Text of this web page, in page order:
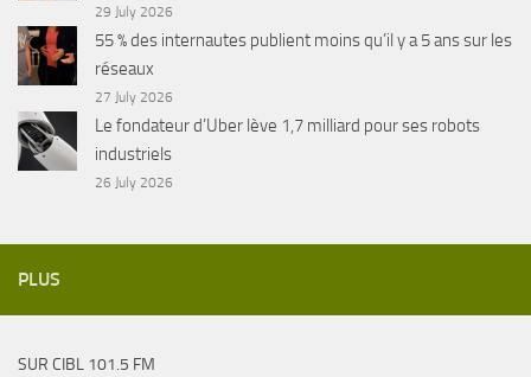
29 July 2026
55 % des internautes publient moins qu’il y a 5 ans sur les
réseaux
27 July 2026
Le fondateur d’Uber lève 1,7 milliard pour ses robots
industriels
26 July 2026
PLUS
SUR CIBL 101.5 FM